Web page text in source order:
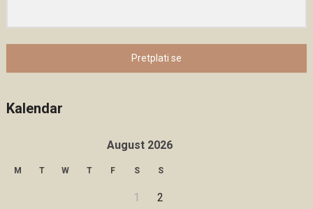
Pretplati se
Kalendar
August 2026
M T W T F S S
1 2